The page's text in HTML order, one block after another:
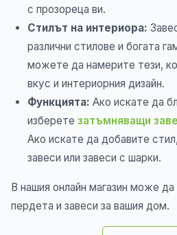
с прозореца ви.
Стилът на интериора:
различни стилове и богата
можете да намерите тези,
вкус и интериорния дизайн.
Функцията: Ако искате да
изберете затъмняващи
Ако искате да добавите
завеси или завеси с шарки.
В нашия онлайн магазин може
пердета и завеси за вашия дом.